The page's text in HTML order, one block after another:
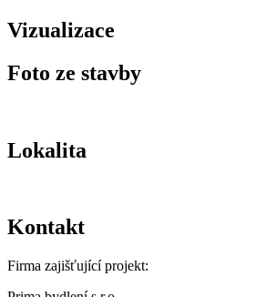
Vizualizace
Foto ze stavby
Lokalita
Kontakt
Firma zajišťující projekt: